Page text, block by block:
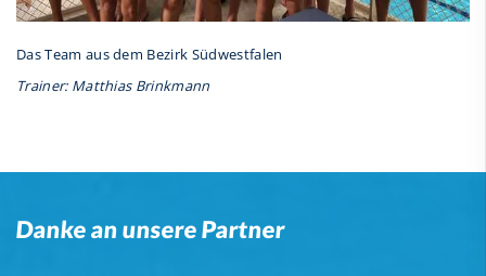
Das Team aus dem Bezirk Südwestfalen
Trainer: Matthias Brinkmann
Danke an unsere Partner